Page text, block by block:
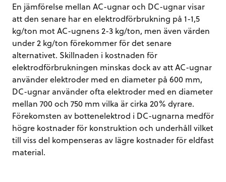
En jämförelse mellan AC-ugnar och DC-ugnar visar
att den senare har en elektrodförbrukning på 1-1,5
kg/ton mot AC-ugnens 2-3 kg/ton, men även värden
under 2 kg/ton förekommer för det senare
alternativet. Skillnaden i kostnaden för
elektrodförbrukningen minskas dock av att AC-ugnar
använder elektroder med en diameter på 600 mm,
DC-ugnar använder ofta elektroder med en diameter
mellan 700 och 750 mm vilka är cirka 20% dyrare.
Förekomsten av bottenelektrod i DC-ugnarna medför
högre kostnader för konstruktion och underhåll vilket
till viss del kompenseras av lägre kostnader för eldfast
material.